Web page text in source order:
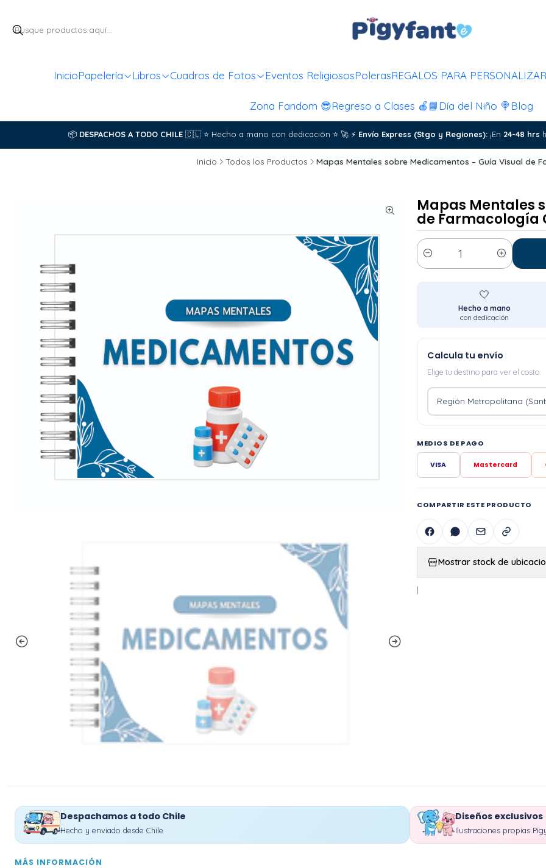
InicioPapelería Libros Cuadros de Fotos Eventos ReligiososPolerasREGALOS PARA PERSONALIZAR
Zona Fandom 😎Regreso a Clases 🍎📘 Día del Niño 🍭 Blog
📦 DESPACHOS A TODO CHILE 🇨🇱 ⭐ Hecho a mano con dedicación ⭐ 🚀 ⚡ Envío Express (Stgo y Regiones): ¡En 24-48 hrs
Inicio Todos los Productos Mapas Mentales sobre Medicamentos – Guía Visual de
Mapas Mentales
de Farmacología
Cantidad
🤍
Hecho a mano
con dedicación
Calcula tu envío
Elige tu destino para ver el costo.
MEDIOS DE PAGO
VISA Mastercard
COMPARTIR ESTE PRODUCTO
Mostrar stock de
|
Despachamos a todo Chile
Hecho y enviado desde Chile
Diseños exclusivos
Ilustraciones propias
MÁS INFORMACIÓN